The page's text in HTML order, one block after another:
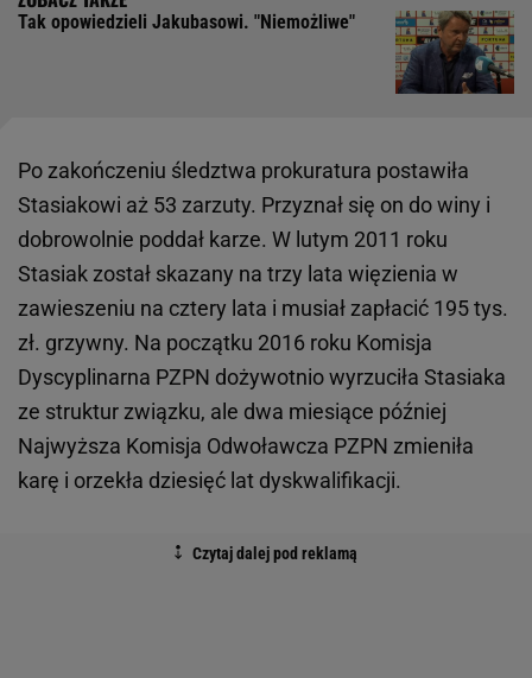
Tak opowiedzieli Jakubasowi. "Niemożliwe"
Po zakończeniu śledztwa prokuratura postawiła
Stasiakowi aż 53 zarzuty. Przyznał się on do winy i
dobrowolnie poddał karze. W lutym 2011 roku
Stasiak został skazany na trzy lata więzienia w
zawieszeniu na cztery lata i musiał zapłacić 195 tys.
zł. grzywny. Na początku 2016 roku Komisja
Dyscyplinarna PZPN dożywotnio wyrzuciła Stasiaka
ze struktur związku, ale dwa miesiące później
Najwyższa Komisja Odwoławcza PZPN zmieniła
karę i orzekła dziesięć lat dyskwalifikacji.